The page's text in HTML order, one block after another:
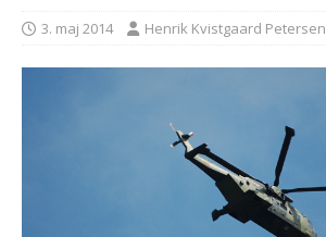
3. maj 2014 Henrik Kvistgaard Petersen